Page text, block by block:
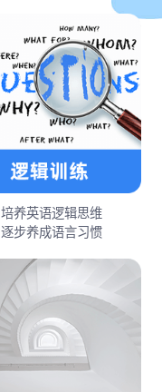
培养英语逻辑思维
逐步养成语言习惯